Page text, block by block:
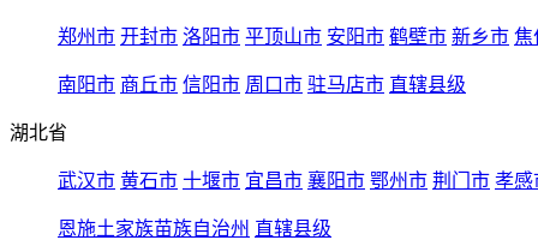
郑州市 开封市 洛阳市 平顶山市 安阳市 鹤壁市 新乡市 焦
南阳市 商丘市 信阳市 周口市 驻马店市 直辖县级
湖北省
武汉市 黄石市 十堰市 宜昌市 襄阳市 鄂州市 荆门市 孝感
恩施土家族苗族自治州 直辖县级